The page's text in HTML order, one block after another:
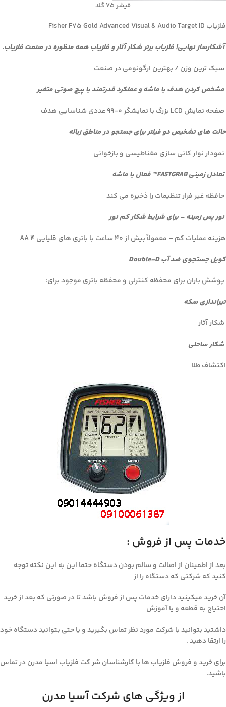
فیشر ۷۵ گلد
فلزیاب Fisher F75 Gold Advanced Visual & Audio Target ID
آشکارساز نهایی! فلزیاب برتر شکار آثار و فلزیاب همه منظوره در صنعت فلزیاب.
سبک ترین وزن / بهترین ارگونومی در صنعت
مشخص کردن هدف با ماشه و عملکرد قدرتمند با پیچ صوتی متغیر
صفحه نمایش LCD بزرگ با نمایشگر ۰-۹۹ عددی شناسایی هدف
حالت های تشخیص دو فیلتر برای جستجو در مناطق زباله
نمودار نوار کانی سازی مغناطیسی و بازخوانی
تعادل زمینی FASTGRAB™ فعال با ماشه
حافظه غیر فرار تنظیمات را ذخیره می کند
نور پس زمینه – برای شرایط شکار کم نور
هزینه عملیات کم – معمولاً بیش از ۴۰ ساعت با باتری های قلیایی ۴ AA
کویل جستجوی ضد آب Double-D
پوشش باران برای محفظه کنترلی و محفظه باتری موجود برای:
تیراندازی سکه
شکار آثار
شکار ساحلی
اکتشاف طلا
خدمات پس از فروش :
بعد از اطمینان از اصالت و سالم بودن دستگاه حتما این به این نکته توجه
کنید که شرکتی که دستگاه را از
آن خرید میکینید دارای خدمات پس از فروش باشد تا در صورتی که بعد از خرید
احتیاج به قطعه و یا آموزش
داشتید بتوانید با شرکت مورد نظر تماس بگیرید و یا حتی بتوانید دستگاه خود
را ارتقا دهید .
برای خرید و فروش فلزیاب ها با کارشناسان شر کت فلزیاب اسیا مدرن در تماس
باشید.
از ویژگی های شرکت آسیا مدرن